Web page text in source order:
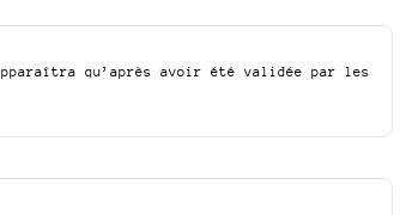
qu’après avoir été validée par les